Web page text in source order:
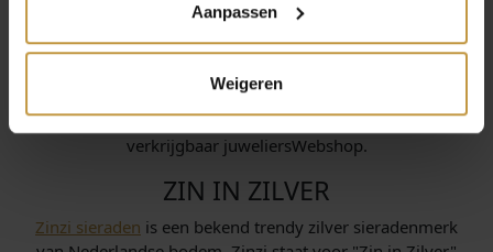
Aanpassen
Weigeren
musthave. Een leuke ketting of een mooi collier
geven jouw outfit net dat beetje extra. Of je nu gaat voor
een dunnen ketting met een kleine hanger of voor een
breder collier, Zinzi heeft het allemaal! Vele kettingen en
colliers van het trendy sieraden merk Zinzi nu online
verkrijgbaar juweliersWebshop.
ZIN IN ZILVER
Zinzi sieraden is een bekend trendy zilver sieradenmerk